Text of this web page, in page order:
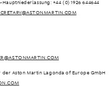
+44 (0)1926 644644
Aston Martin Lagonda of Europe GmbH